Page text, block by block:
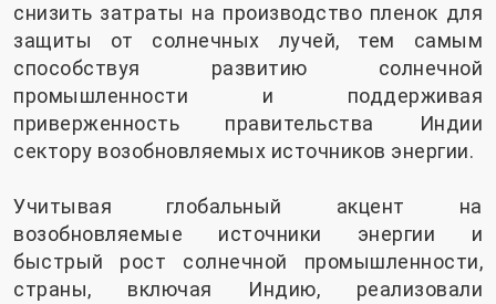
снизить затраты на производство пленок для
защиты от солнечных лучей, тем самым
способствуя развитию солнечной
промышленности и поддерживая
приверженность правительства Индии
сектору возобновляемых источников энергии.
Учитывая глобальный акцент на
возобновляемые источники энергии и
быстрый рост солнечной промышленности,
страны, включая Индию, реализовали